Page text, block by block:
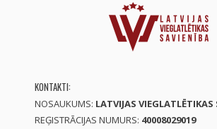
KONTAKTI:
NOSAUKUMS: LATVIJAS
REĢISTRĀCIJAS NUMURS: 40008029019